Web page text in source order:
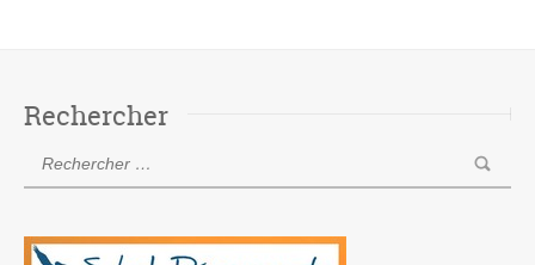
Rechercher